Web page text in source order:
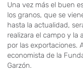
Una vez más el buen
los granos, que se
hasta la actualidad,
realizara el campo y la
por las exportaciones.
economista de la
Garzón.